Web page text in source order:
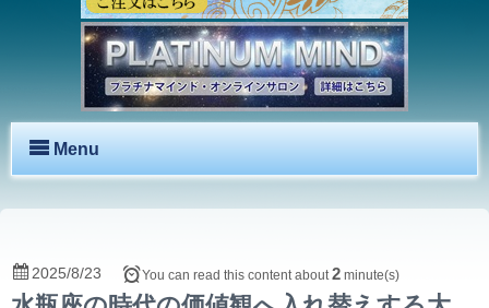
Menu
2025/8/23 You can read this content about2 minute(s)